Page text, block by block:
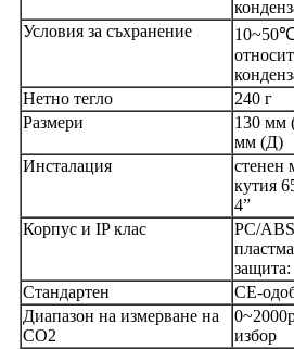
Условия за съхранение
Нетно тегло
240 г
Размери
130 мм
мм (Д)
Инсталация
стенен
кутия
4”
Корпус и IP клас
PC/
Стандартен
CE-
Диапазон на измерване на
CO2
избор